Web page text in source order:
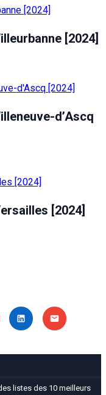
[2024]
d’Ascq
[2024]
listes des 10 meilleurs